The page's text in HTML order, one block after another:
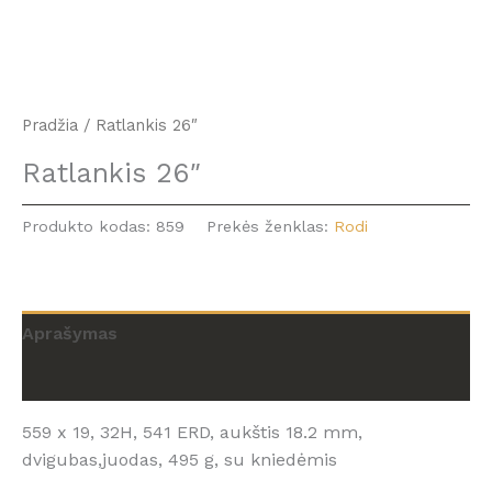
Pradžia / Ratlankis 26″
Ratlankis 26″
Produkto kodas: 859 Prekės ženklas: Rodi
Aprašymas
559 x 19, 32H, 541 ERD, aukštis 18.2 mm,
dvigubas,juodas, 495 g, su kniedėmis